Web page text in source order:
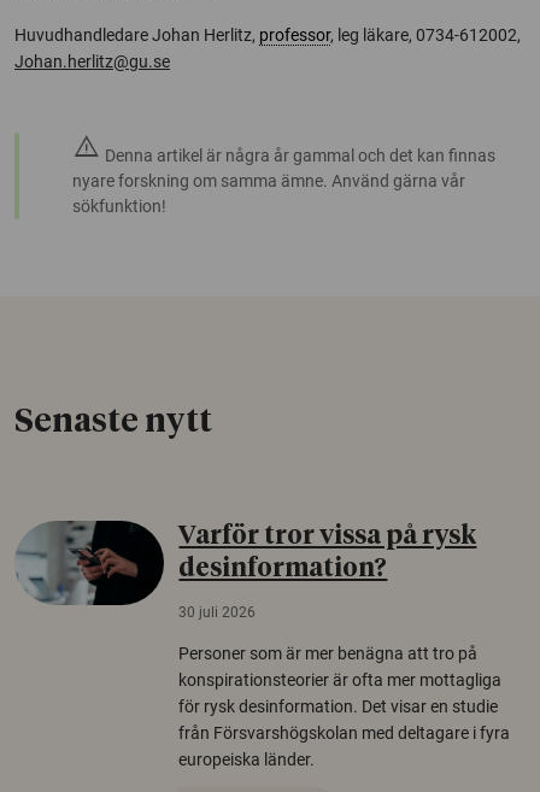
Huvudhandledare Johan Herlitz, professor, leg läkare, 0734-612002,
Johan.herlitz@gu.se
warning Denna artikel är några år gammal och det kan finnas
nyare forskning om samma ämne. Använd gärna vår
sökfunktion!
Senaste nytt
Varför tror vissa på rysk
desinformation?
30 juli 2026
Personer som är mer benägna att tro på
konspirationsteorier är ofta mer mottagliga
för rysk desinformation. Det visar en studie
från Försvarshögskolan med deltagare i fyra
europeiska länder.